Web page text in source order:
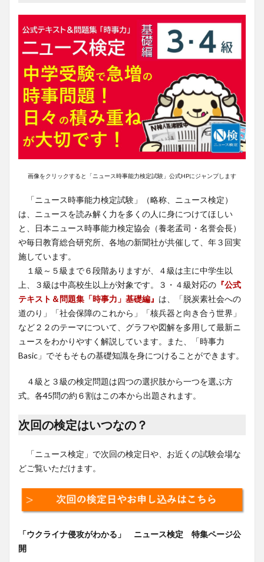
画像をクリックすると「ニュース時事能力検定試験」公式HPにジャンプします
「ニュース時事能力検定試験」（略称、ニュース検定）
は、ニュースを読み解く力を多くの人に身につけてほしい
と、日本ニュース時事能力検定協会（養老孟司・名誉会長）
や毎日教育総合研究所、各地の新聞社が共催して、年３回実
施しています。
１級～５級まで６段階ありますが、４級は主に中学生以
上、３級は中高校生以上が対象です。３・４級対応の 『公式
テキスト＆問題集「時事力」基礎編』 は、「脱炭素社会への
道のり」「社会保障のこれから」「核兵器と向き合う世界」
など２２のテーマについて、グラフや図解を多用して最新ニ
ュースをわかりやすく解説しています。また、「時事力
Basic」でそもそもの基礎知識を身につけることができます。
４級と３級の検定問題は四つの選択肢から一つを選ぶ方
式。各45問の約６割はこの本から出題されます。
次回の検定はいつなの？
「ニュース検定」で次回の検定日や、お近くの試験会場な
どご覧いただけます。
「ウクライナ侵攻がわかる」 ニュース検定 特集ページ公
開